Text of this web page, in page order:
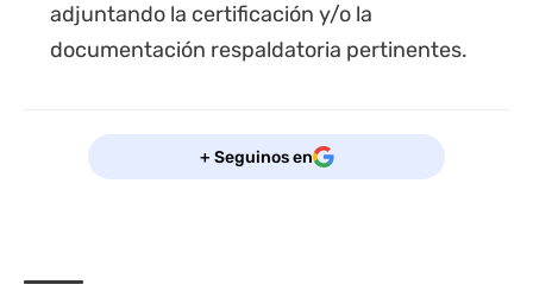
adjuntando la certificación y/o la
documentación respaldatoria pertinentes.
+ Seguinos en